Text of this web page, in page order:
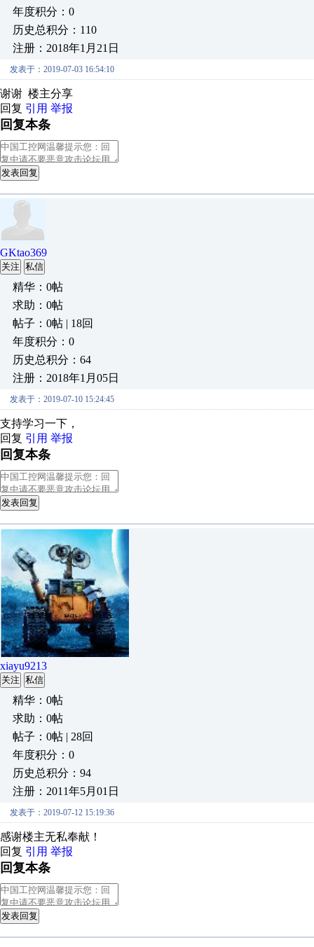
年度积分：0
历史总积分：110
注册：2018年1月21日
发表于：2019-07-03 16:54:10
谢谢 楼主分享
回复 引用 举报
回复本条
发表回复
GKtao369
关注 私信
精华：0帖
求助：0帖
帖子：0帖 | 18回
年度积分：0
历史总积分：64
注册：2018年1月05日
发表于：2019-07-10 15:24:45
支持学习一下，
回复 引用 举报
回复本条
发表回复
xiayu9213
关注 私信
精华：0帖
求助：0帖
帖子：0帖 | 28回
年度积分：0
历史总积分：94
注册：2011年5月01日
发表于：2019-07-12 15:19:36
感谢楼主无私奉献！
回复 引用 举报
回复本条
发表回复